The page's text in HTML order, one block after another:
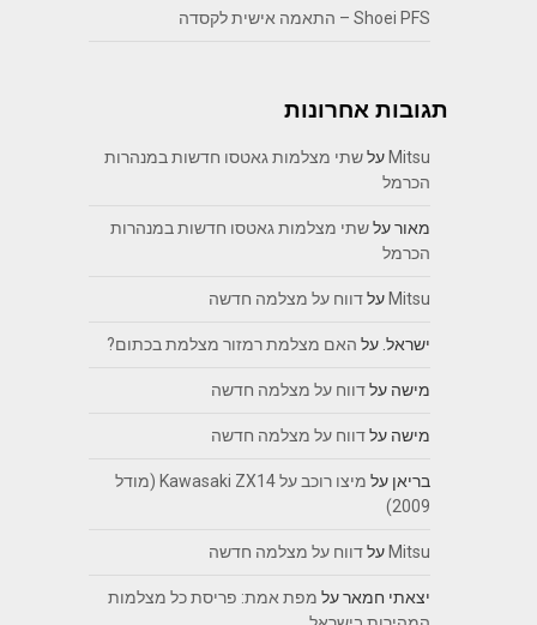
Shoei PFS – התאמה אישית לקסדה
תגובות אחרונות
Mitsu עלשתי מצלמות גאטסו חדשות במנהרות
הכרמל
מאורעלשתי מצלמות גאטסו חדשות במנהרות
הכרמל
Mitsu עלדווח על מצלמה חדשה
ישראל. על האם מצלמת רמזור מצלמת בכתום?
מישה עלדווח על מצלמה חדשה
מישה עלדווח על מצלמה חדשה
בריאן על
מיצו רוכב על Kawasaki ZX14 (מודל
2009)
Mitsu עלדווח על מצלמה חדשה
יצאתי חמארעל מפת אמת: פריסת כל מצלמות